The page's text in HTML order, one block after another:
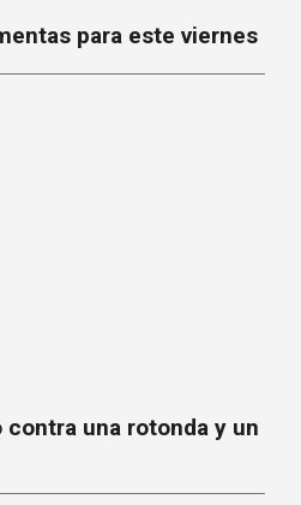
para este viernes
una rotonda y un